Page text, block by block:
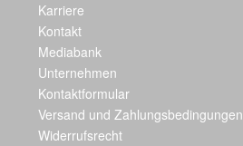
Karriere
Kontakt
Mediabank
Unternehmen
Kontaktformular
Versand und Zahlungsbedingungen
Widerrufsrecht